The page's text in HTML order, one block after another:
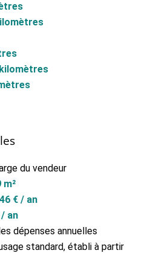
du vendeur
m²
€ / an
an
dépenses annuelles
standard, établi à partir